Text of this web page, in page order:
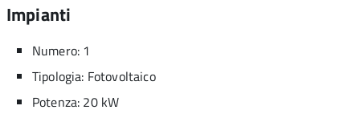
Impianti
Numero: 1
Tipologia: Fotovoltaico
Potenza: 20 kW